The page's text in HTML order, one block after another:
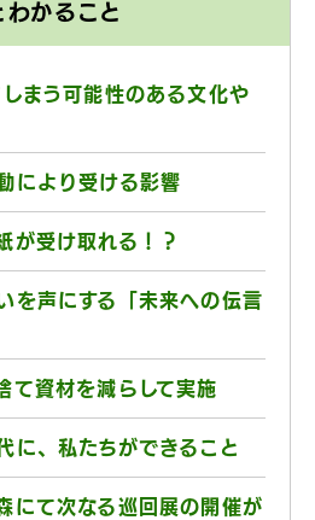
かること
まう可能性のある文化や
により受ける影響
が受け取れる！？
を声にする「未来への伝言
て資材を減らして実施
に、私たちができること
にて次なる巡回展の開催が